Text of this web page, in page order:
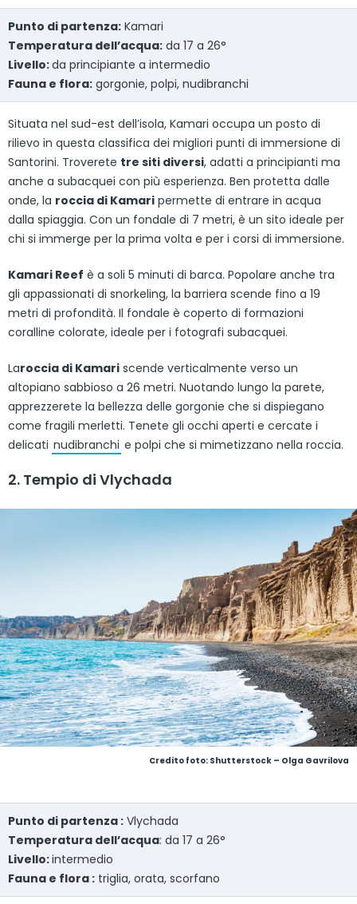
Punto di partenza: Kamari
Temperatura dell’acqua: da 17 a 26°
Livello:da principiante a intermedio
Fauna e flora: gorgonie, polpi, nudibranchi
Situata nel sud-est dell’isola, Kamari occupa un posto di
rilievo in questa classifica dei migliori punti di immersione di
Santorini. Troverete tre siti diversi, adatti a principianti ma
anche a subacquei con più esperienza. Ben protetta dalle
onde, la roccia di Kamari permette di entrare in acqua
dalla spiaggia. Con un fondale di 7 metri, è un sito ideale per
chi si immerge per la prima volta e per i corsi di immersione.
Kamari Reef è a soli 5 minuti di barca. Popolare anche tra
gli appassionati di snorkeling, la barriera scende fino a 19
metri di profondità. Il fondale è coperto di formazioni
coralline colorate, ideale per i fotografi subacquei.
Laroccia di Kamari scende verticalmente verso un
altopiano sabbioso a 26 metri. Nuotando lungo la parete,
apprezzerete la bellezza delle gorgonie che si dispiegano
come fragili merletti. Tenete gli occhi aperti e cercate i
delicati nudibranchi e polpi che si mimetizzano nella roccia.
2. Tempio di Vlychada
Credito foto: Shutterstock – Olga Gavrilova
Punto di partenza : Vlychada
Temperatura dell’acqua: da 17 a 26°
Livello:intermedio
Fauna e flora : triglia, orata, scorfano